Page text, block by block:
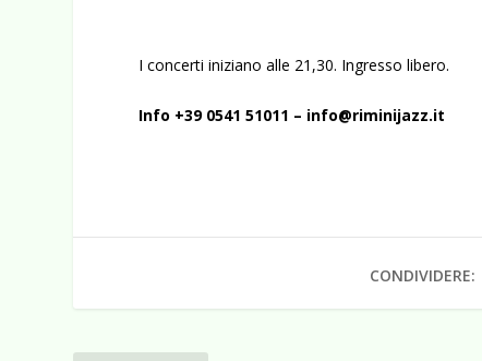
I concerti iniziano alle 21,30. Ingresso libero.
Info +39 0541 51011 – info@riminijazz.it
CONDIVIDERE: